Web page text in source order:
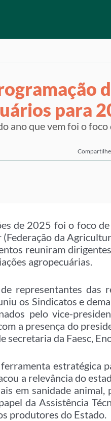
para
ano que vem foi o foco
de 2025 foi o foco
da
reuniram
agropecuárias.
representantes das
os Sindicatos e
pelo vice-
a presença do
secretaria da Faesc,
estratégica
a relevância do
em sanidade animal,
da Assistência
produtores do Estado.